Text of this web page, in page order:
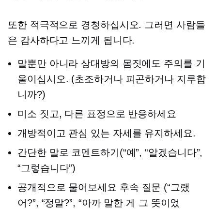
또한 적극적으로 경청하십시오. 그러면 사람들
은 감사하다고 느끼게 됩니다.
말뿐만 아니라 상대방의 몸짓에도 주의를 기
울이십시오. (초조하거나 피곤하거나 지루합
니까?)
미소 짓고, 다른 표정으로 반응하세요
개방적이고 관심 있는 자세를 유지하세요.
간단한 말로 코멘트하기(“예”, “알겠습니다”,
“그렇습니다”)
공개적으로 물어보세요 후속 질문 (“그랬
어?”, “정말?”, “아까 말한 게 그 뜻이었